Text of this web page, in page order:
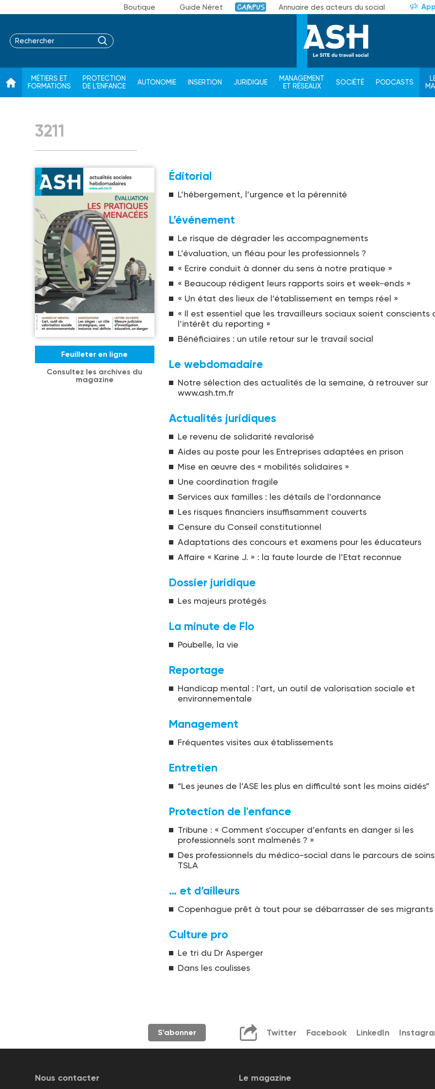
Boutique Guide Néret Campus Annuaire des acteurs du social
MÉTIERS ET
FORMATIONS
PROTECTION
DE L'ENFANCE
AUTONOMIE INSERTION JURIDIQUE
MANAGEMENT
ET RÉSEAUX
SOCIÉTÉ PODCASTS
3211
Feuilleter en ligne
Consultez les archives du
magazine
Éditorial
L’hébergement, l’urgence et la pérennité
L’événement
Le risque de dégrader les accompagnements
L’évaluation, un fléau pour les professionnels ?
« Ecrire conduit à donner du sens à notre pratique »
« Beaucoup rédigent leurs rapports soirs et week-ends »
« Un état des lieux de l’établissement en temps réel »
« Il est essentiel que les travailleurs sociaux soient conscients
l’intérêt du reporting »
Bénéficiaires : un utile retour sur le travail social
Le webdomadaire
Notre sélection des actualités de la semaine, à retrouver sur
www.ash.tm.fr
Actualités juridiques
Le revenu de solidarité revalorisé
Aides au poste pour les Entreprises adaptées en prison
Mise en œuvre des « mobilités solidaires »
Une coordination fragile
Services aux familles : les détails de l’ordonnance
Les risques financiers insuffi­samment couverts
Censure du Conseil constitutionnel
Adaptations des concours et examens pour les éducateurs
Affaire « Karine J. » : la faute lourde de l’Etat reconnue
Dossier juridique
Les majeurs protégés
La minute de Flo
Poubelle, la vie
Reportage
Handicap mental : l’art, un outil de valorisation sociale et
environnementale
Management
Fréquentes visites aux établissements
Entretien
“Les jeunes de l’ASE les plus en difficulté sont les moins aidés”
Protection de l'enfance
Tribune : « Comment s’occuper d’enfants en danger si les
professionnels sont malmenés ? »
Des professionnels du médico-social dans le parcours de
TSLA
… et d’ailleurs
Copenhague prêt à tout pour se débarrasser de ses migrants
Culture pro
Le tri du Dr Asperger
Dans les coulisses
S'abonner Twitter Facebook LinkedIn
Nous contacter Le magazine